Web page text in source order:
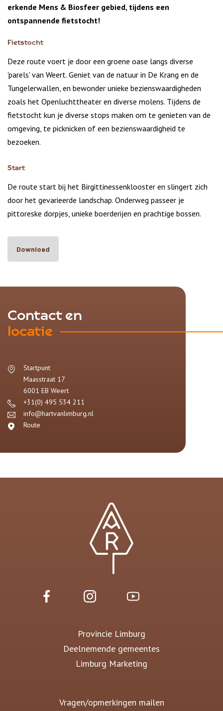
erkende Mens & Biosfeer gebied, tijdens een
ontspannende fietstocht!
Fietstocht
Deze route voert je door een groene oase langs diverse
'parels' van Weert. Geniet van de natuur in De Krang en de
Tungelerwallen, en bewonder unieke bezienswaardigheden
zoals het Openluchttheater en diverse molens. Tijdens de
fietstocht kun je diverse stops maken om te genieten van de
omgeving, te picknicken of een bezienswaardigheid te
bezoeken.
Start
De route start bij het Birgittinessenklooster en slingert zich
door het gevarieerde landschap. Onderweg passeer je
pittoreske dorpjes, unieke boerderijen en prachtige bossen.
Download
Contact en
locatie
Startpunt
Maasstraat 17
6001 EB Weert
+31(0) 495 534 211
info@hartvanlimburg.nl
Route
Provincie Limburg
Deelnemende gemeentes
Limburg Marketing
Vragen/opmerkingen mailen